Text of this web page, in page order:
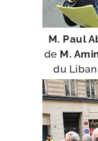
M. Paul
de M.
du